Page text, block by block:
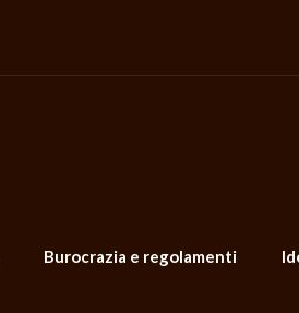
Burocrazia e regolamenti